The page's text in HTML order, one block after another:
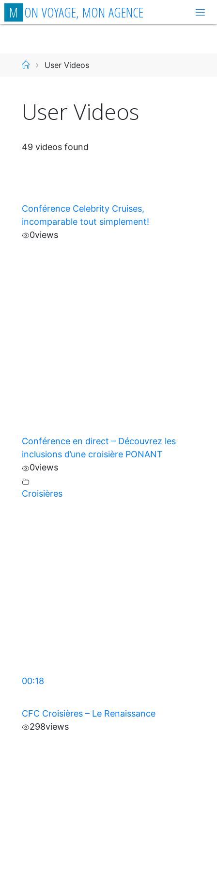
Aller
auM ON VOYAGE, MON AGENCE
AccueilUser Videos
User Videos
49 videos found
Conférence Celebrity Cruises,
incomparable tout simplement!
0views
Conférence en direct – Découvrez les
inclusions d’une croisière PONANT
0views
Croisières
00:18
CFC Croisières – Le Renaissance
298views